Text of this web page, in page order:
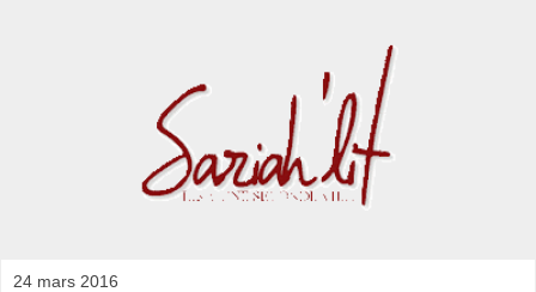
24 mars 2016